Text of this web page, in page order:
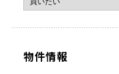
物件情報